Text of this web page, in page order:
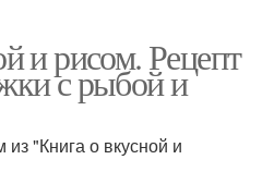
и рисом. Рецепт
с рыбой и
"Книга о вкусной и